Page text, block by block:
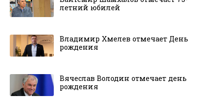
летний юбилей
Владимир Хмелев отмечает День
рождения
Вячеслав Володин отмечает день
рождения